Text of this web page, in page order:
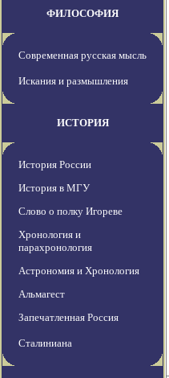
ФИЛОСОФИЯ
Современная русская мысль
Искания и размышления
ИСТОРИЯ
История России
История в МГУ
Слово о полку Игореве
Хронология и
парахронология
Астрономия и Хронология
Альмагест
Запечатленная Россия
Сталиниана